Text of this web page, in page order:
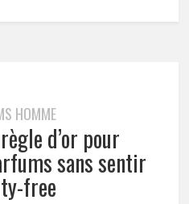
HOMME
d’or pour
sans sentir
free